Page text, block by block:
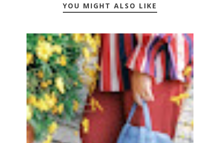
YOU MIGHT ALSO LIKE